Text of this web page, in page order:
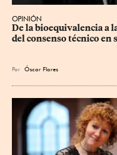
OPINIÓN
De la bioequivalencia a
del consenso técnico en
Por Óscar Flores